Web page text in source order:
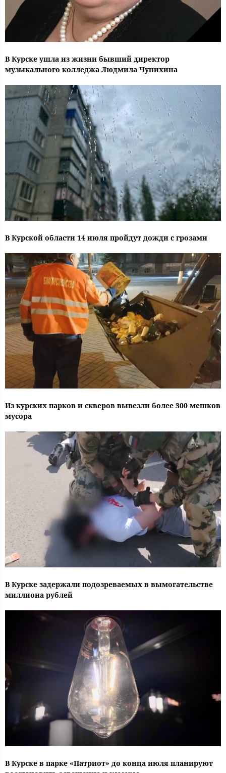
В Курске ушла из жизни бывший директор
музыкального колледжа Людмила Чунихина
В Курской области 14 июля пройдут дожди с грозами
Из курских парков и скверов вывезли более 300 мешков
мусора
В Курске задержали подозреваемых в вымогательстве
миллиона рублей
В Курске в парке «Патриот» до конца июля планируют